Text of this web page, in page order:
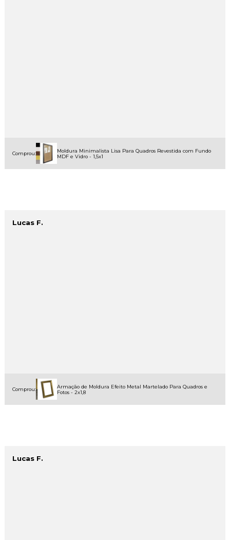
Comprou:
Moldura Minimalista Lisa Para Quadros Revestida com Fundo
MDF e Vidro - 1,5x1
Lucas F.
Comprou:
Armação de Moldura Efeito Metal Martelado Para Quadros e
Fotos - 2x1,8
Lucas F.